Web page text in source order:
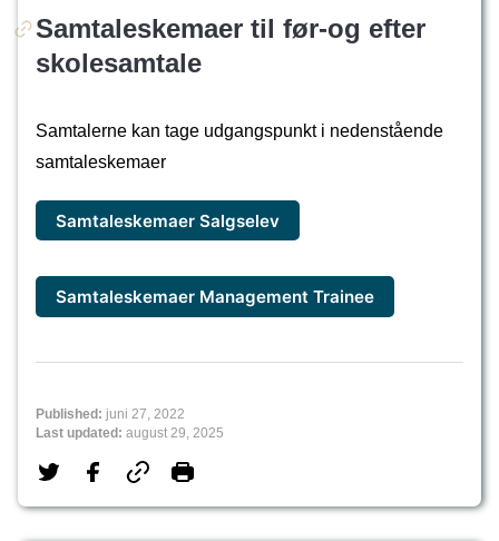
Samtaleskemaer til før-og efter
skolesamtale
Samtalerne kan tage udgangspunkt i nedenstående
samtaleskemaer
Samtaleskemaer Salgselev
Samtaleskemaer Management Trainee
Published: juni 27, 2022
Last updated: august 29, 2025